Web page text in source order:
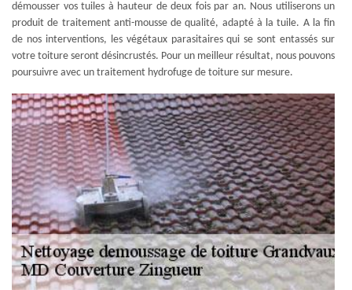
démousser vos tuiles à hauteur de deux fois par an. Nous utiliserons un
produit de traitement anti-mousse de qualité, adapté à la tuile. A la fin
de nos interventions, les végétaux parasitaires qui se sont entassés sur
votre toiture seront désincrustés. Pour un meilleur résultat, nous pouvons
poursuivre avec un traitement hydrofuge de toiture sur mesure.